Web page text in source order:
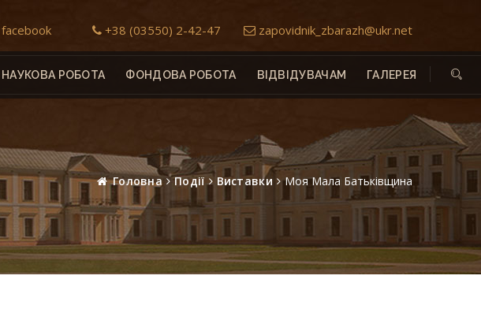
+38 (03550) 2-42-47 zapovidnik_zbarazh@ukr.net
НАУКОВА РОБОТА ФОНДОВА РОБОТА ВІДВІДУВАЧАМ ГАЛЕРЕЯ
Головна Події Виставки Моя Мала Батьківщина